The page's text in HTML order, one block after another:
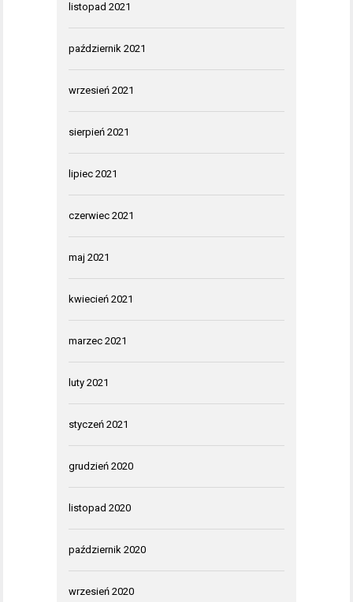
listopad 2021
październik 2021
wrzesień 2021
sierpień 2021
lipiec 2021
czerwiec 2021
maj 2021
kwiecień 2021
marzec 2021
luty 2021
styczeń 2021
grudzień 2020
listopad 2020
październik 2020
wrzesień 2020